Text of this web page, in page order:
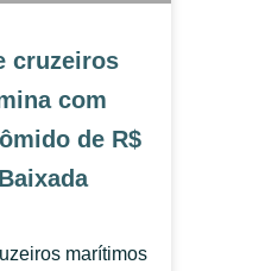
cruzeiros
com
de R$
marítimos